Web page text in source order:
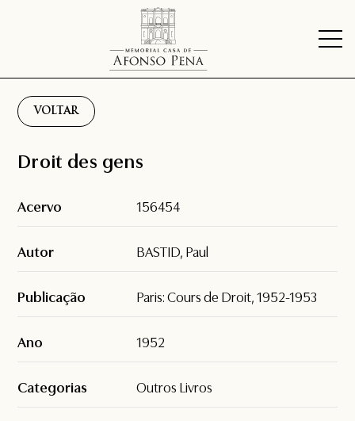
VOLTAR
Droit des gens
Acervo 156454
Autor BASTID, Paul
Publicação Paris: Cours de Droit, 1952-1953
Ano 1952
Categorias Outros Livros